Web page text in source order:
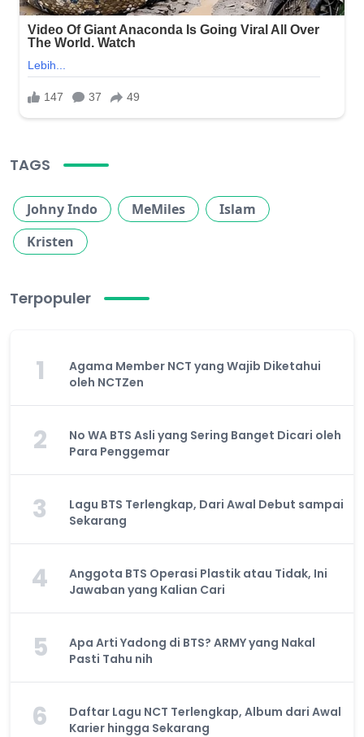
TAGS
Johny Indo MeMiles
Islam
Kristen
Terpopuler
1
Agama Member NCT yang Wajib Diketahui
oleh NCTZen
2
No WA BTS Asli yang Sering Banget Dicari oleh
Para Penggemar
3
Lagu BTS Terlengkap, Dari Awal Debut sampai
Sekarang
4
Anggota BTS Operasi Plastik atau Tidak, Ini
Jawaban yang Kalian Cari
5
Apa Arti Yadong di BTS? ARMY yang Nakal
Pasti Tahu nih
6
Daftar Lagu NCT Terlengkap, Album dari Awal
Karier hingga Sekarang